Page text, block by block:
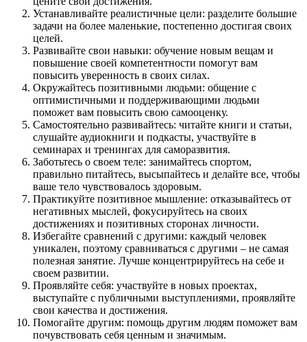
Устанавливайте реалистичные цели: разделите большие
задачи на более маленькие, постепенно достигая своих
целей.
Развивайте свои навыки: обучение новым вещам и
повышение своей компетентности помогут вам
повысить уверенность в своих силах.
Окружайтесь позитивными людьми: общение с
оптимистичными и поддерживающими людьми
поможет вам повысить свою самооценку.
Самостоятельно развивайтесь: читайте книги и статьи,
слушайте аудиокниги и подкасты, участвуйте в
семинарах и тренингах для саморазвития.
Заботьтесь о своем теле: занимайтесь спортом,
правильно питайтесь, высыпайтесь и делайте все, чтобы
ваше тело чувствовалось здоровым.
Практикуйте позитивное мышление: отказывайтесь от
негативных мыслей, фокусируйтесь на своих
достижениях и позитивных сторонах личности.
Избегайте сравнений с другими: каждый человек
уникален, поэтому сравниваться с другими – не самая
полезная занятие. Лучше концентрируйтесь на себе и
своем развитии.
Проявляйте себя: участвуйте в новых проектах,
выступайте с публичными выступлениями, проявляйте
свои качества и достижения.
Помогайте другим: помощь другим людям поможет вам
почувствовать себя ценным и значимым.